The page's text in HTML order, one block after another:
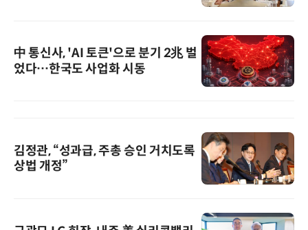
中 통신사, 'AI 토큰'으로 분기 2兆 벌
었다…한국도 사업화 시동
김정관, “성과급, 주총 승인 거치도록
상법 개정”